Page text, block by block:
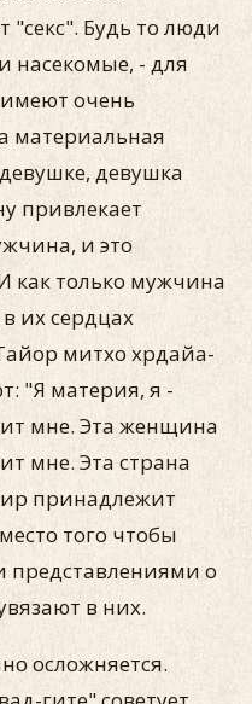
"секс". Будь то люди
- для
очень
материальная
девушка
привлекает
и это
как только мужчина
их сердцах
митхо хрдайа-
"Я материя, я -
мне. Эта женщина
мне. Эта страна
принадлежит
того чтобы
представлениями о
в них.
осложняется.